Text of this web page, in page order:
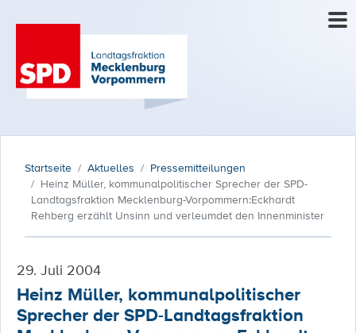
Startseite Aktuelles
Pressemitteilungen
Heinz Müller, kommunalpolitischer Sprecher der SPD-
Landtagsfraktion Mecklenburg-Vorpommern:Eckhardt
Rehberg erzählt Unsinn und verleumdet den Innenminister
29. Juli 2004
Heinz Müller, kommunalpolitischer
Sprecher der SPD-Landtagsfraktion